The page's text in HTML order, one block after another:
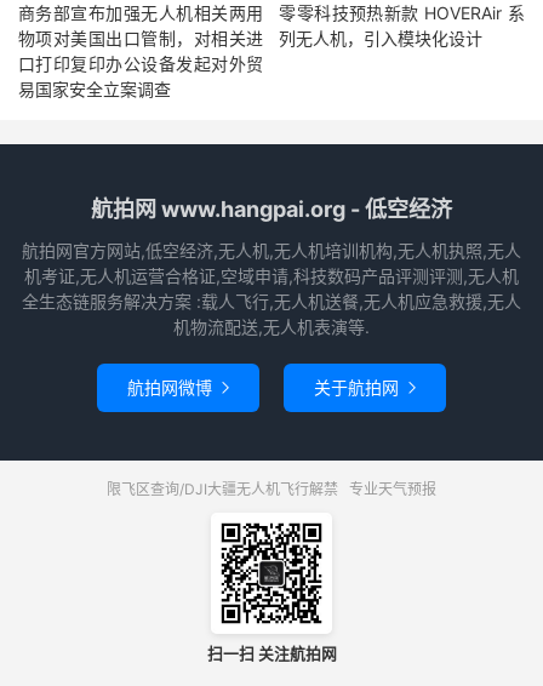
商务部宣布加强无人机相关两用
物项对美国出口管制，对相关进
口打印复印办公设备发起对外贸
易国家安全立案调查
零零科技预热新款 HOVERAir 系
列无人机，引入模块化设计
航拍网 www.hangpai.org - 低空经济
航拍网官方网站,低空经济,无人机,无人机培训机构,无人机执照,无人
机考证,无人机运营合格证,空域申请,科技数码产品评测评测,无人机
全生态链服务解决方案 :载人飞行,无人机送餐,无人机应急救援,无人
机物流配送,无人机表演等.
航拍网微博  关于航拍网 
限飞区查询/DJI大疆无人机飞行解禁 专业天气预报
扫一扫 关注航拍网